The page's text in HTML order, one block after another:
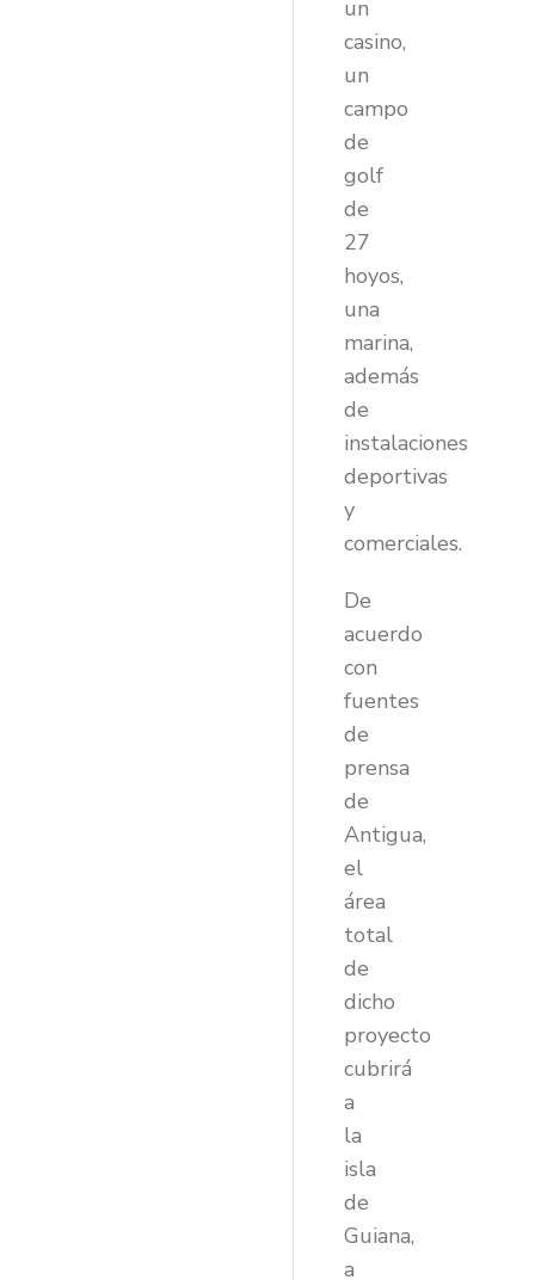
un
casino,
un
campo
de
golf
de
27
hoyos,
una
marina,
además
de
instalaciones
deportivas
y
comerciales.
De
acuerdo
con
fuentes
de
prensa
de
Antigua,
el
área
total
de
dicho
proyecto
cubrirá
a
la
isla
de
Guiana,
a